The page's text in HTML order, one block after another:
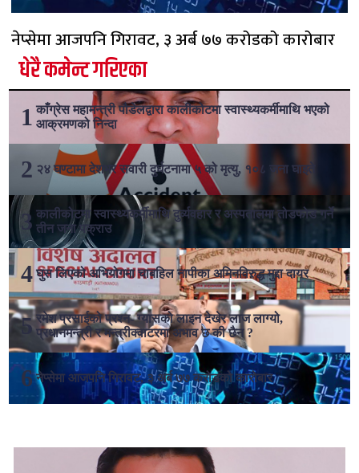
नेप्सेमा आजपनि गिरावट, ३ अर्ब ७७ करोडको कारोबार
धेरै कमेन्ट गरिएका
काँग्रेस महामन्त्री पौडेलद्वारा कालीकोटमा स्वास्थ्यकर्मीमाथि भएको
आक्रमणको निन्दा
२४ घण्टामा देशभर सवारी दुर्घटनामा ५ को मृत्यु, १०८ जना घाइते
कालीकोटमा स्वास्थ्यकर्मीमाथि दुर्व्यवहार र अस्पतालमा तोडफोड गर्ने
तीन जना पक्राउ
घुस लिएको अभियोगमा चाबहिल नापीका अमिनविरुद्ध मुद्दा दायर
रमेश प्रसाईको प्रश्न- ग्यासको लाइन देखेर लाज लाग्यो,
प्रधानमन्त्री र मन्त्रीक्वाटरमा अभाव छ की छैन ?
नेप्सेमा आजपनि गिरावट, ३ अर्ब ७७ करोडको कारोबार